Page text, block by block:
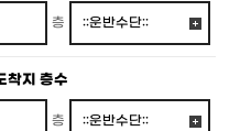
층
착지 층수
층